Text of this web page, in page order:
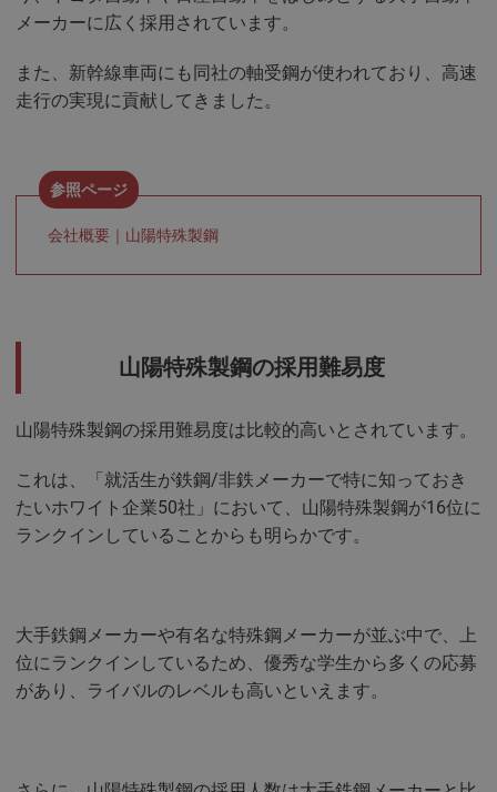
メーカーに広く採用されています。
また、新幹線車両にも同社の軸受鋼が使われており、高速
走行の実現に貢献してきました。
会社概要｜山陽特殊製鋼
山陽特殊製鋼の採用難易度
山陽特殊製鋼の採用難易度は比較的高いとされています。
これは、「就活生が鉄鋼/非鉄メーカーで特に知っておき
たいホワイト企業50社」において、山陽特殊製鋼が16位に
ランクインしていることからも明らかです。
大手鉄鋼メーカーや有名な特殊鋼メーカーが並ぶ中で、上
位にランクインしているため、優秀な学生から多くの応募
があり、ライバルのレベルも高いといえます。